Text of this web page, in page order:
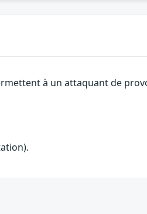
à un attaquant de